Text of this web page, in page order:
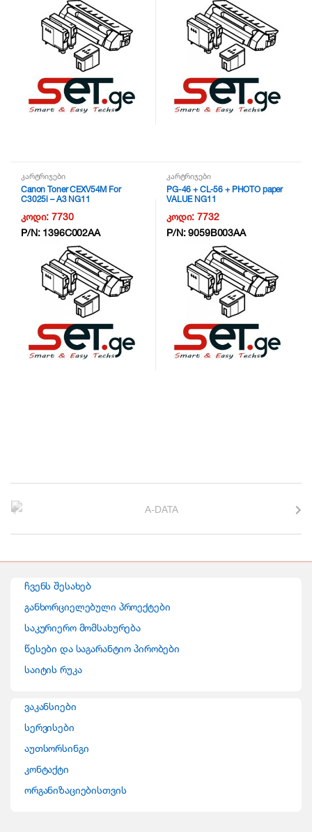
კარტრიჯები
Canon Toner CEXV54M For
C3025i – A3 NG11
კოდი:7730
P/N: 1396C002AA
კარტრიჯები
PG-46 + CL-56 + PHOTO paper
VALUE NG11
კოდი:7732
P/N:9059B003AA
ჩვენს შესახებ
განხორციელებული პროექტები
საკურიერო მომსახურება
წესები და საგარანტიო პირობები
საიტის რუკა
ვაკანსიები
სერვისები
აუთსორსინგი
კონტაქტი
ორგანიზაციებისთვის